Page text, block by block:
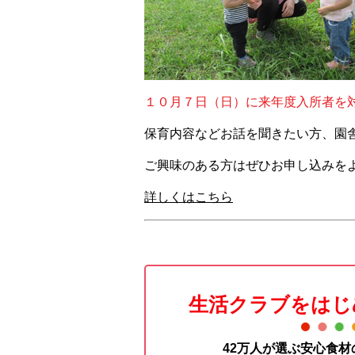
１０月７日（日）に来年度入所者
保育内容などお話を聞きたい方、園
ご興味のある方はぜひお申し込みを
詳しくはこちら
生活クラブをは
42万人が選ぶ安心食